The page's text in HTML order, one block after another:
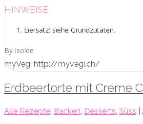
HINWEISE
Eiersatz: siehe Grundzutaten.
By Isolde
myVegi http://myvegi.ch/
Erdbeertorte mit Creme
Alle Rezepte Backen Desserts Süss